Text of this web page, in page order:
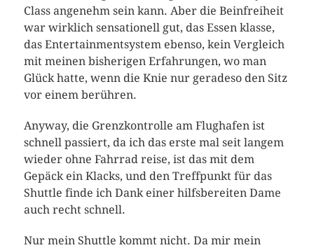
Class angenehm sein kann. Aber die Beinfreiheit
war wirklich sensationell gut, das Essen klasse,
das Entertainmentsystem ebenso, kein Vergleich
mit meinen bisherigen Erfahrungen, wo man
Glück hatte, wenn die Knie nur geradeso den Sitz
vor einem berühren.
Anyway, die Grenzkontrolle am Flughafen ist
schnell passiert, da ich das erste mal seit langem
wieder ohne Fahrrad reise, ist das mit dem
Gepäck ein Klacks, und den Treffpunkt für das
Shuttle finde ich Dank einer hilfsbereiten Dame
auch recht schnell.
Nur mein Shuttle kommt nicht. Da mir mein